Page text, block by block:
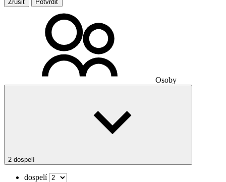
Zrušiť Potvrdiť
Osoby
2 dospelí
dospelí